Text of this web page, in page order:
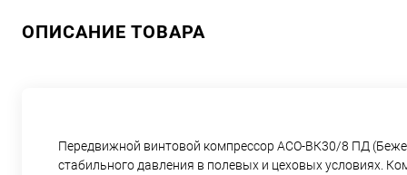
ОПИСАНИЕ ТОВАРА
Передвижной винтовой компрессор АСО‑ВК30/8 ПД
стабильного давления в полевых и цеховых условиях.